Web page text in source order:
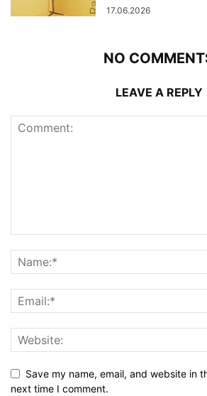
17.06.2026
NO
LEAVE A REPLY
Save my name, email, and website in
next time I comment.